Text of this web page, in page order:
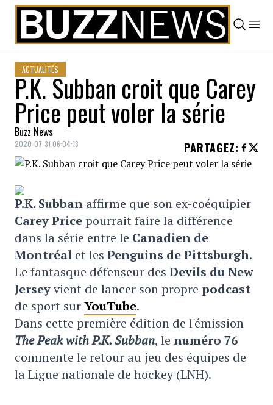
Skip to content
ACTUALITÉS
P.K. Subban croit que Carey
Price peut voler la série
Buzz News
2020-07-31 06:04:13 PARTAGEZ:
P.K. Subban affirme que son ex-coéquipier
Carey Pricepourrait faire la différence
dans la série entre le Canadien de
Montréal et les Penguins de Pittsburgh.
Le fantasque défenseur des Devils du New
Jerseyvient de lancer son propre podcast
de sport surYouTube.
Dans cette première édition de l'émission
The Peak with P.K. Subban, le numéro 76
commente le retour au jeu des équipes de
la Ligue nationale de hockey (LNH).